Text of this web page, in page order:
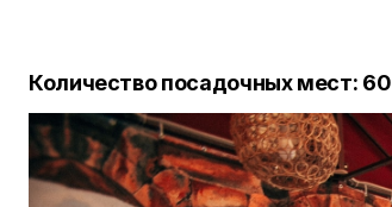
Количество посадочных мест: 60